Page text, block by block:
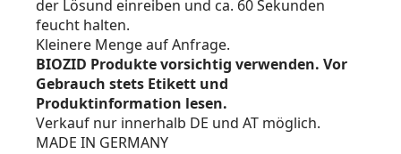
der Lösund einreiben und ca. 60 Sekunden
feucht halten.
Kleinere Menge auf Anfrage.
BIOZID Produkte vorsichtig verwenden. Vor
Gebrauch stets Etikett und
Produktinformation lesen.
Verkauf nur innerhalb DE und AT möglich.
MADE IN GERMANY